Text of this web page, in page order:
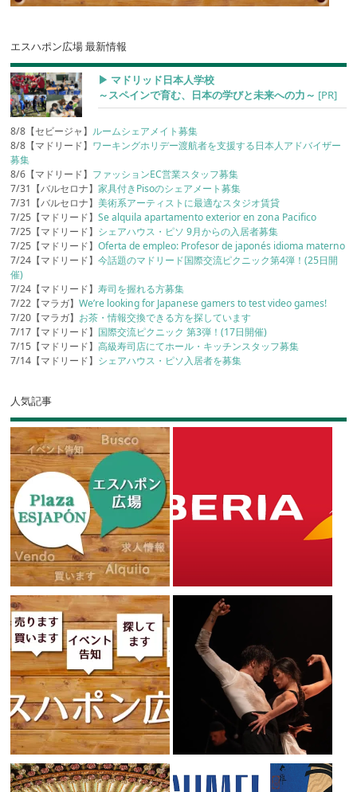
エスハポン広場 最新情報
▶︎ マドリッド日本人学校
～スペインで育む、日本の学びと未来への力～ [PR]
8/8【セビージャ】 ルームシェアメイト募集
8/8【マドリード】 ワーキングホリデー渡航者を支援する日本人アドバイザー
募集
8/6【マドリード】 ファッションEC営業スタッフ募集
7/31【バルセロナ】家具付きPisoのシェアメート募集
7/31【バルセロナ】美術系アーティストに最適なスタジオ賃貸
7/25【マドリード】Se alquila apartamento exterior en zona Pacifico
7/25【マドリード】 シェアハウス・ピソ 9月からの入居者募集
7/25【マドリード】Oferta de empleo: Profesor de japonés idioma materno
7/24【マドリード】今話題のマドリード国際交流ピクニック第4弾！(25日開
催)
7/24【マドリード】寿司を握れる方募集
7/22【マラガ】We’re looking for Japanese gamers to test video games!
7/20【マラガ】 お茶・情報交換できる方を探しています
7/17【マドリード】 国際交流ピクニック 第3弾！(17日開催)
7/15【マドリード】高級寿司店にてホール・キッチンスタッフ募集
7/14【マドリード】 シェアハウス・ピソ入居者を募集
人気記事